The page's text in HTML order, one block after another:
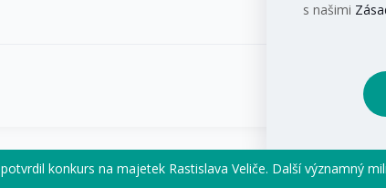
s našimi
na majetek Rastislava Veliče. Další významný milník v